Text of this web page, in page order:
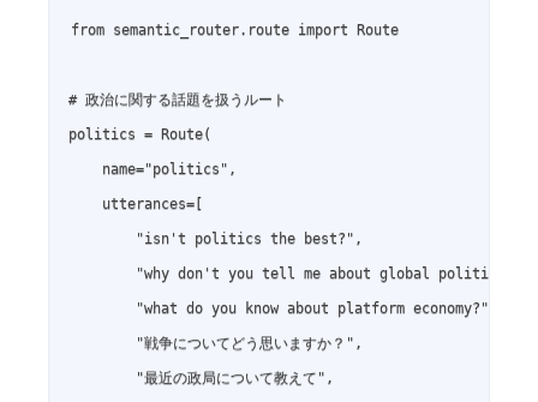
from semantic_router.route import Route
# 政治に関する話題を扱うルート
politics = Route(
    name="politics",
    utterances=[
        "isn't politics the best?",
        "why don't you tell me about global politics?",
        "what do you know about platform economy?",
        "戦争についてどう思いますか？",
        "最近の政局について教えて",